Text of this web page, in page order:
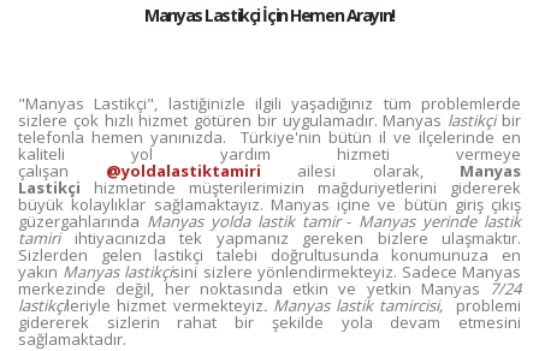
Manyas Lastikçi İçin Hemen Arayın!
"Manyas Lastikçi", lastiğinizle ilgili yaşadığınız tüm problemlerde
sizlere çok hızlı hizmet götüren bir uygulamadır. Manyas lastikçibir
telefonla hemen yanınızda. Türkiye'nin bütün il ve ilçelerinde en
kaliteli yol yardım hizmeti vermeye
çalışan @yoldalastiktamiri ailesi olarak, Manyas
Lastikçi hizmetinde müşterilerimizin mağduriyetlerini gidererek
büyük kolaylıklar sağlamaktayız. Manyas içine ve bütün giriş çıkış
güzergahlarında Manyas yolda lastik tamir- Manyas yerinde lastik
tamiriihtiyacınızda tek yapmanız gereken bizlere ulaşmaktır.
Sizlerden gelen lastikçi talebi doğrultusunda konumunuza en
yakın Manyas lastikçisini sizlere yönlendirmekteyiz. Sadece Manyas
merkezinde değil, her noktasında etkin ve yetkin Manyas 7/24
lastikçileriyle hizmet vermekteyiz. Manyas lastik tamircisi, problemi
gidererek sizlerin rahat bir şekilde yola devam etmesini
sağlamaktadır.